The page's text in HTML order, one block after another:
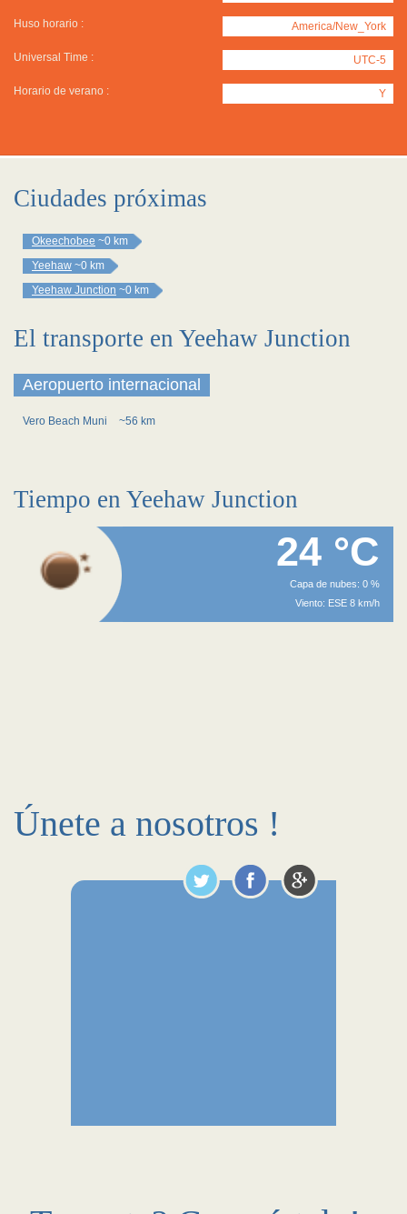
Huso horario : America/New_York
Universal Time : UTC-5
Horario de verano : Y
Ciudades próximas
Okeechobee ~0 km
Yeehaw ~0 km
Yeehaw Junction ~0 km
El transporte en Yeehaw Junction
Aeropuerto internacional
Vero Beach Muni ~56 km
Tiempo en Yeehaw Junction
24 °C
Capa de nubes: 0 %
Viento: ESE 8 km/h
Únete a nosotros !